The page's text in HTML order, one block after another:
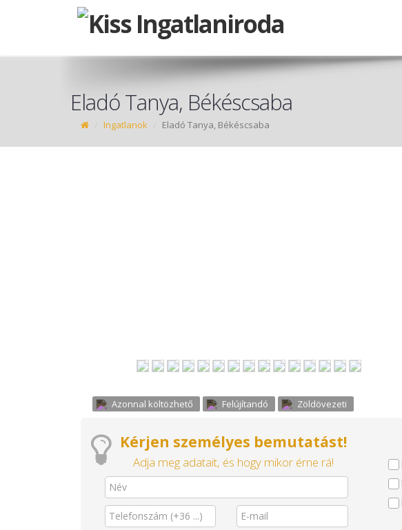
Eladó Tanya, Békéscsaba
Ingatlanok Eladó Tanya, Békéscsaba
Azonnal költözhető Felújítandó Zöldövezeti
Kérjen személyes bemutatást!
Adja meg adatait, és hogy mikor érne rá!